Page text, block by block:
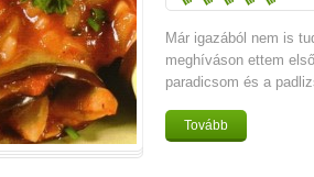
Már igazából nem is
meghíváson ettem
paradicsom és a
Tovább